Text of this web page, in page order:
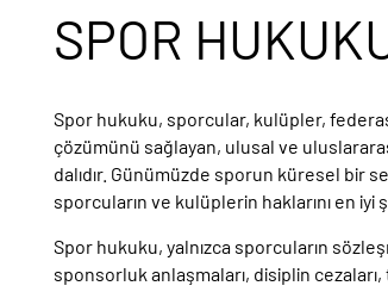
SPOR
Spor hukuku, sporcular, kulüpler,
çözümünü sağlayan, ulusal ve
dalıdır. Günümüzde sporun küresel bir
sporcuların ve kulüplerin haklarını en iyi
Spor hukuku, yalnızca sporcuların
sponsorluk anlaşmaları, disiplin